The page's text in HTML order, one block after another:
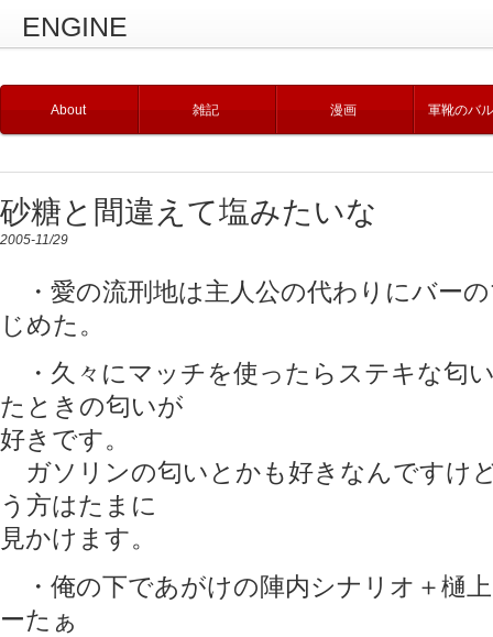
ENGINE
About 雑記 漫画 軍靴のバ
砂糖と間違えて塩みたいな
2005-11/29
・愛の流刑地は主人公の代わりにバー
じめた。
・久々にマッチを使ったらステキな匂
たときの匂いが
好きです。
ガソリンの匂いとかも好きなんですけ
う方はたまに
見かけます。
・俺の下であがけの陣内シナリオ＋樋
ーたぁ